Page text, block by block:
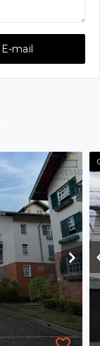
E-mail